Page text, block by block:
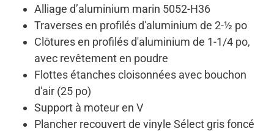
Alliage d’aluminium marin 5052-H36
Traverses en profilés d'aluminium de 2-½ po
Clôtures en profilés d'aluminium de 1-1/4 po,
avec revêtement en poudre
Flottes étanches cloisonnées avec bouchon
d'air (25 po)
Support à moteur en V
Plancher recouvert de vinyle Sélect gris foncé